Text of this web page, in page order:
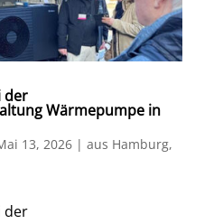
der
Wärmepumpe in
13, 2026| aus Hamburg,
der